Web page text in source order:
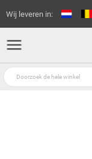
Wij leveren in: